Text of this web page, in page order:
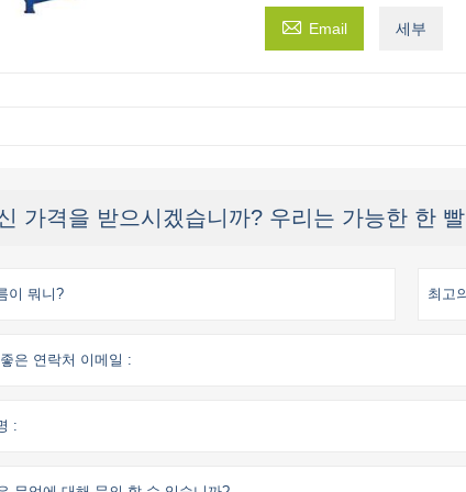
 Email 세부
가격을 받으시겠습니까? 우리는 가능한 한